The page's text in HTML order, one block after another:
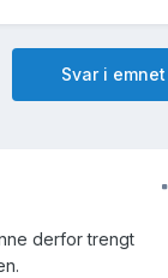
Svar i emnet
derfor trengt